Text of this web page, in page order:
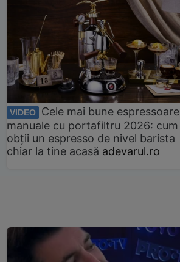
VIDEO
Cele mai bune espressoare
manuale cu portafiltru 2026: cum
obții un espresso de nivel barista
chiar la tine acasă adevarul.ro